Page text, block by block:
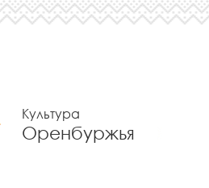
Культура
Оренбуржья